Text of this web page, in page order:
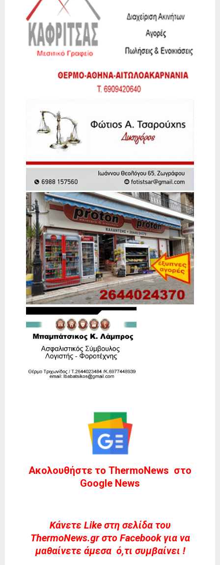
Ακολουθήστε το ThermoNews στο
Google News
Kάνετε Like στη σελίδα του
ThermoNews.gr στο Facebook για να
μαθαίνετε άμεσα ό,τι συμβαίνει !